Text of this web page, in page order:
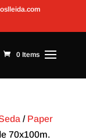
0 Items
/ Paper
70x100m.